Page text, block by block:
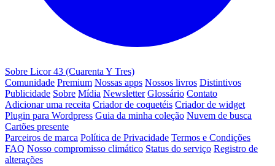
Sobre Licor 43 (Cuarenta Y Tres)
Comunidade Premium Nossas apps Nossos livros Distintivos
Publicidade Sobre Mídia Newsletter Glossário Contato
Adicionar uma receita Criador de coquetéis Criador de widget
Plugin para Wordpress Guia da minha coleção Nuvem de busca
Cartões presente
Parceiros de marca Política de Privacidade Termos e Condições
FAQ Nosso compromisso climático Status do serviço Registro de
alterações